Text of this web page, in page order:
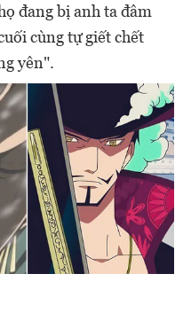
đang bị anh ta đâm
cùng tự giết chết
yên".